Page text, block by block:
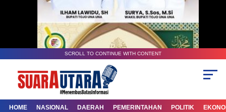
SCROLL TO CONTINUE WITH CONTENT
HOME NASIONAL DAERAH PEMERINTAHAN POLITIK